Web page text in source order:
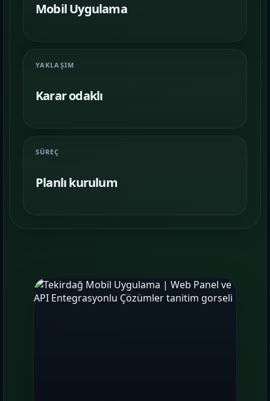
Mobil Uygulama
YAKLAŞIM
Karar odaklı
SÜREÇ
Planlı kurulum